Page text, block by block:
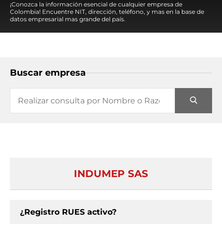
¡Conozca la información esencial de cualquier empresa de
Colombia! Encuentre NIT, dirección, teléfono, y mas en la base de
datos empresarial mas grande del país.
Buscar empresa
INDUMEP SAS
¿Registro RUES activo?